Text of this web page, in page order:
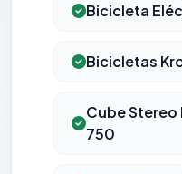
Bicicleta
Bicicletas
Cube Stereo
750